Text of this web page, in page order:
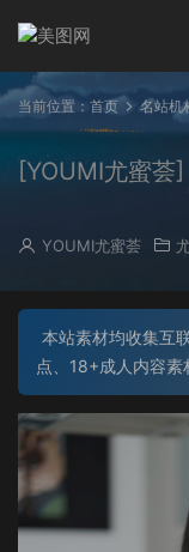
当前位置： 首页 名站机
[YOUMI尤蜜荟
YOUMI尤蜜荟
本站素材均收集互
点、18+成人内容素